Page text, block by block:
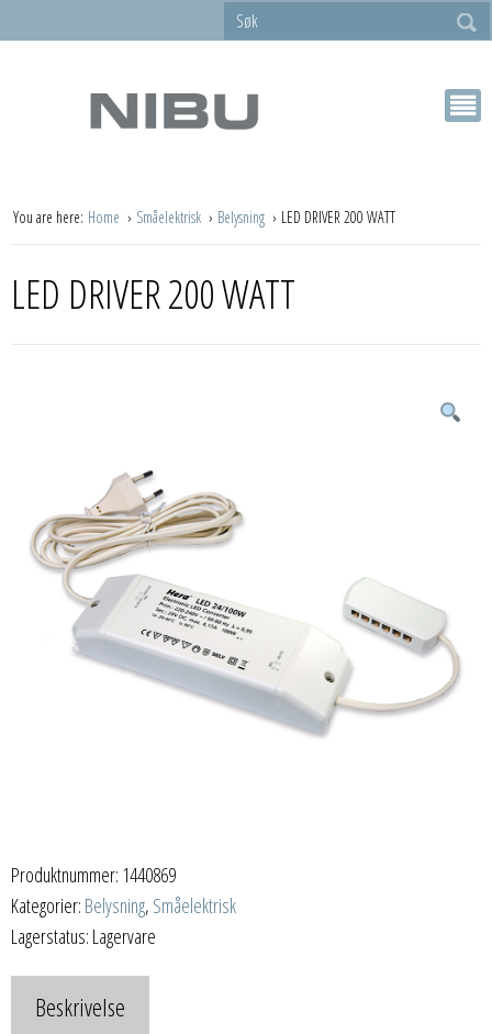
You are here: Home Småelektrisk Belysning LED DRIVER 200 WATT
LED DRIVER 200 WATT
Produktnummer: 1440869
Kategorier: Belysning, Småelektrisk
Lagerstatus: Lagervare
Beskrivelse